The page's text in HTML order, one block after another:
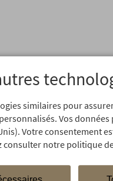
Sie, dass sich das
oder
similaires pour
Vos données
Votre consentement
notre politique